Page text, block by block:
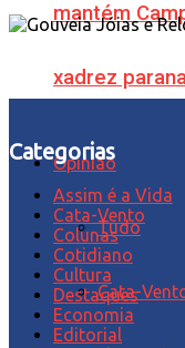
mantém
xadrez
Opinião
Tudo
Cata-
Categorias
Assim é a Vida
Cata-Vento
Colunas
Cotidiano
Cultura
Destaques
Economia
Editorial